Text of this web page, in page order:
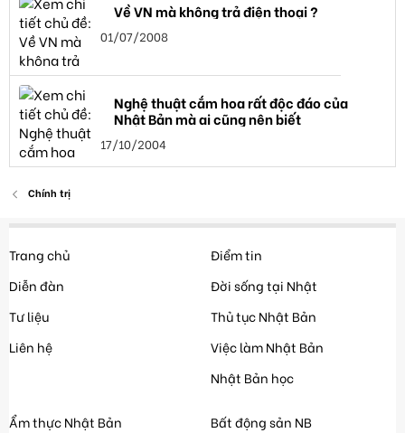
Về VN mà không trả điện thoại ?
01/07/2008
Nghệ thuật cắm hoa rất độc đáo của
Nhật Bản mà ai cũng nên biết
17/10/2004
Chính trị
Trang chủ
Diễn đàn
Tư liệu
Liên hệ
Điểm tin
Đời sống tại Nhật
Thủ tục Nhật Bản
Việc làm Nhật Bản
Nhật Bản học
Ẩm thực Nhật Bản
Bất động sản NB